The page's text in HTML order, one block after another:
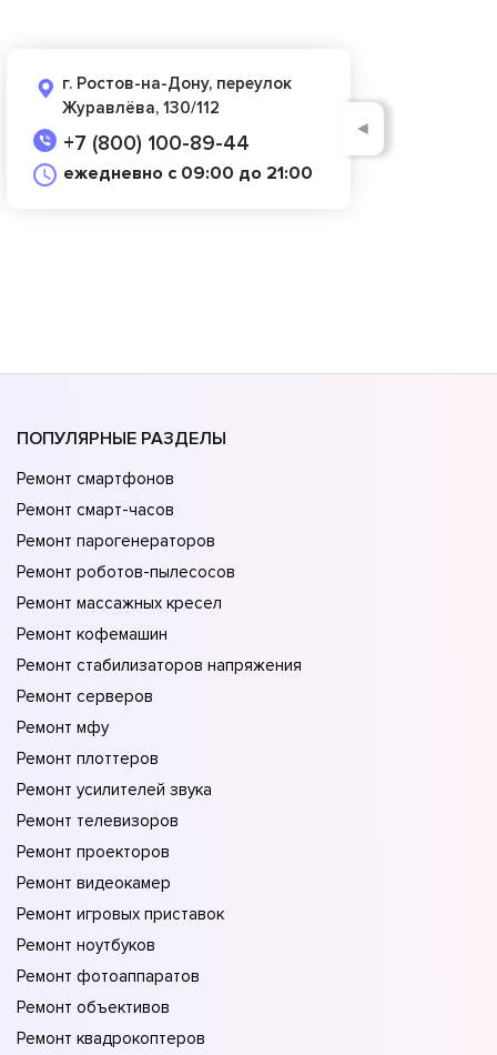
г. Ростов-на-Дону, переулок
Журавлёва, 130/112
+7 (800) 100-89-44
ежедневно с 09:00 до 21:00
◄
ПОПУЛЯРНЫЕ РАЗДЕЛЫ
Ремонт смартфонов
Ремонт смарт-часов
Ремонт парогенераторов
Ремонт роботов-пылесосов
Ремонт массажных кресел
Ремонт кофемашин
Ремонт стабилизаторов напряжения
Ремонт серверов
Ремонт мфу
Ремонт плоттеров
Ремонт усилителей звука
Ремонт телевизоров
Ремонт проекторов
Ремонт видеокамер
Ремонт игровых приставок
Ремонт ноутбуков
Ремонт фотоаппаратов
Ремонт объективов
Ремонт квадрокоптеров